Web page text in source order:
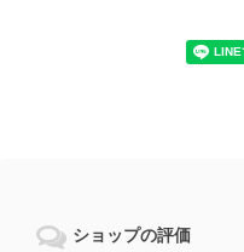
ショップの評価